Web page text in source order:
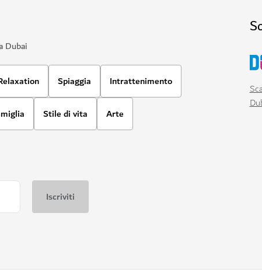
Dubai
Spiaggia Intrattenimento
Stile di vita Arte